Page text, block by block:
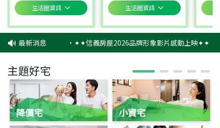
生活圈資訊 生活圈資訊
最新消息 ‧✦✦信義房屋2026品牌形象影片感動上映✦✦ ‧
主題好宅
降價宅 小資宅